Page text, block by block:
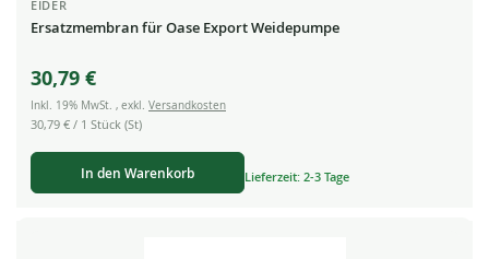
EIDER
Ersatzmembran für Oase Export Weidepumpe
30,79 €
Inkl. 19% MwSt. , exkl. Versandkosten
30,79 € / 1 Stück (St)
In den Warenkorb Lieferzeit: 2-3 Tage